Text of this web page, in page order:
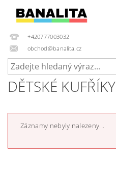
+420777003032
obchod@banalita.cz
DĚTSKÉ KUFŘÍKY
Záznamy nebyly nalezeny...